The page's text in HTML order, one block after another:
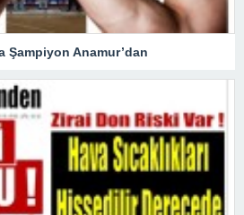
Şampiyon Anamur’dan